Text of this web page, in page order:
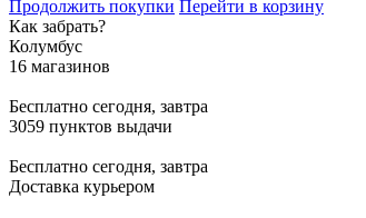
Продолжить покупки Перейти в корзину
Как забрать?
Колумбус
16 магазинов
Бесплатно сегодня, завтра
3059 пунктов выдачи
Бесплатно сегодня, завтра
Доставка курьером